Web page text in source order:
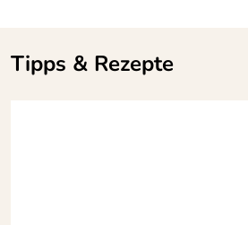
Tipps & Rezepte